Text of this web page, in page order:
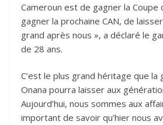
Cameroun est de gagner la Coupe
gagner la prochaine CAN, de
grand après nous », a déclaré le
de 28 ans.
C’est le plus grand héritage que la
Onana pourra laisser aux
Aujourd’hui, nous sommes aux
important de savoir qu’hier nous